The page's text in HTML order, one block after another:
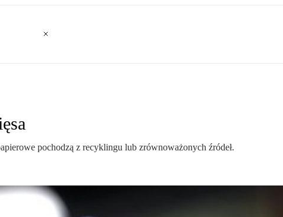
pochodzą z recyklingu lub zrównoważonych źródeł.